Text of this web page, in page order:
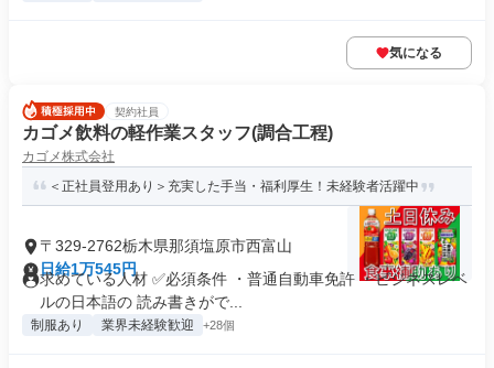
気になる
契約社員
カゴメ飲料の軽作業スタッフ(調合工程)
カゴメ株式会社
＜正社員登用あり＞充実した手当・福利厚生！未経験者活躍中
〒329-2762栃木県那須塩原市西富山
日給1万545円
求めている人材 ✅必須条件 ・普通自動車免許 ・ビジネスレベ
ルの日本語の 読み書きがで...
制服あり 業界未経験歓迎 +28個